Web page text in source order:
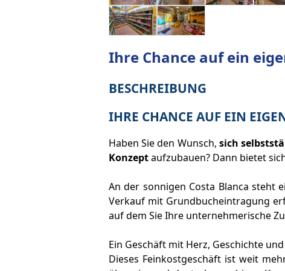
Ihre Chance auf ein
BESCHREIBUNG
IHRE CHANCE AUF EIN
Haben Sie den Wunsch, sich
Konzeptaufzubauen? Dann bietet
An der sonnigen Costa Blanca steht
Verkauf mit Grundbucheintragung
auf dem Sie Ihre unternehmerische
Ein Geschäft mit Herz, Geschichte
Dieses Feinkostgeschäft ist weit